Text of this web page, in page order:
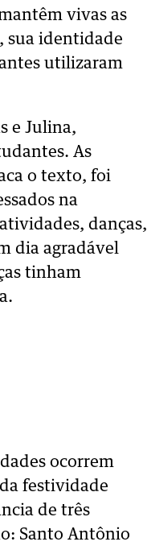
vivas as
sua identidade
utilizaram
e Julina,
As
o texto, foi
na
danças,
dia agradável
tinham
ocorrem
festividade
de três
Santo Antônio